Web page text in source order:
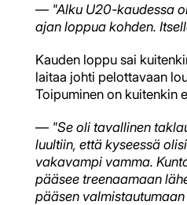
— "Alku U20-kaudessa
ajan loppua kohden.
Kauden loppu sai
laitaa johti pelottavaan
Toipuminen on kuitenkin
— "Se oli tavallinen
luultiin, että kyseessä
vakavampi vamma.
pääsee treenaamaan
pääsen